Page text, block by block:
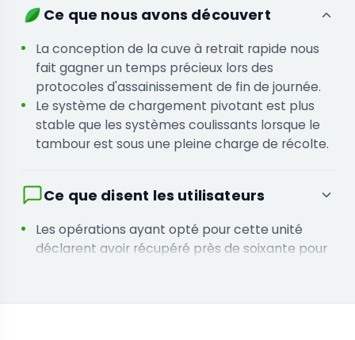
Responsables d'installations qui nécessitent
une finition standardisée et reproductible de
leur biomasse sur plusieurs lots de récolte
Ce que nous avons découvert
La conception de la cuve à retrait rapide nous
fait gagner un temps précieux lors des
protocoles d'assainissement de fin de journée.
Le système de chargement pivotant est plus
stable que les systèmes coulissants lorsque le
tambour est sous une pleine charge de récolte.
Ce que disent les utilisateurs
Les opérations ayant opté pour cette unité
déclarent avoir récupéré près de soixante pour
Les responsables ayant intégré la conception